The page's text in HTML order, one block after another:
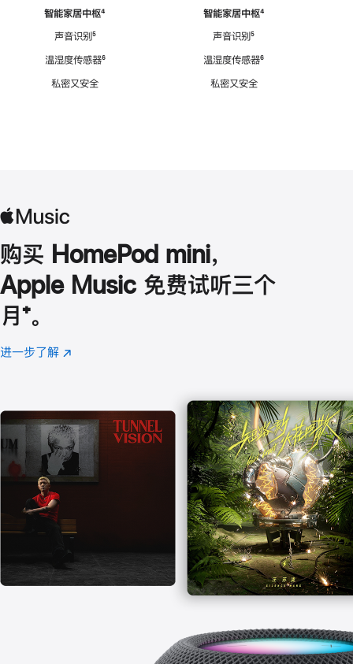
智能家居中枢脚
⁴
声音识别脚
⁵
温湿度传感器脚
⁶
私密又安全
智能家居中枢脚
⁴
声音识别脚
⁵
温湿度传感器脚
⁶
私密又安全
购买 HomePod mini，
Apple Music 免费试听三个
月 脚
注
⁺。
进一步了解 Apple
(在
口
中
打
开)